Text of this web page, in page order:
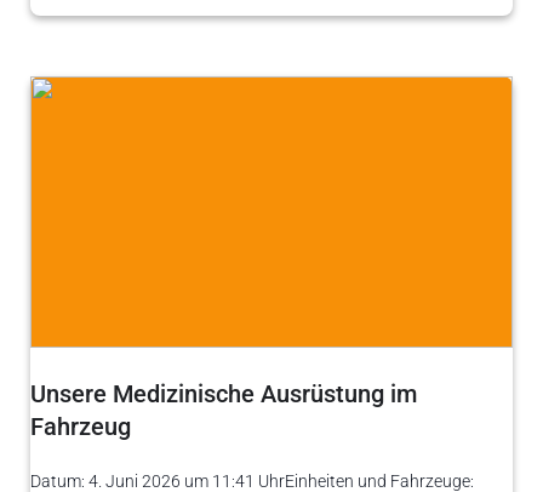
Unsere Medizinische Ausrüstung im
Fahrzeug
Datum: 4. Juni 2026 um 11:41 UhrEinheiten und Fahrzeuge: